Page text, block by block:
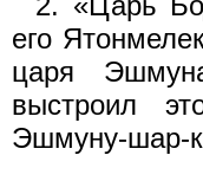
его
царя
выстроил
Эшмуну-шар-